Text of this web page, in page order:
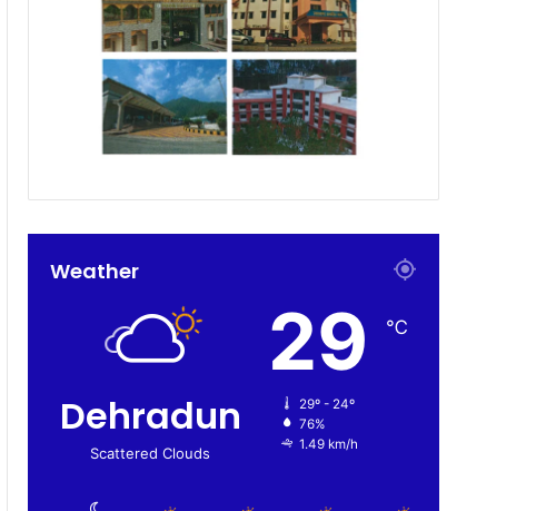
Weather
Dehradun
Scattered Clouds
29 ℃
29º - 24º
76%
1.49 km/h